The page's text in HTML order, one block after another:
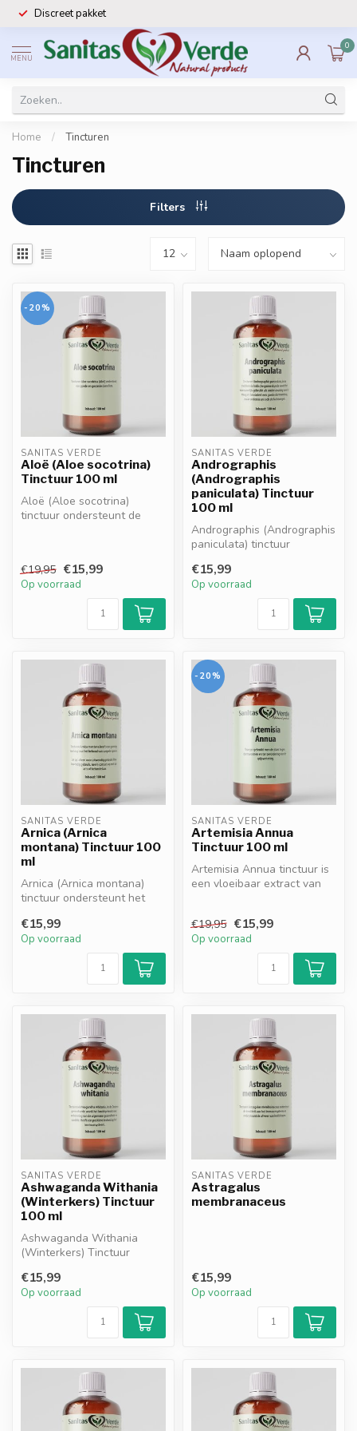
Discreet pakket
MENU
0
Home / Tincturen
Tincturen
Filters
-20%
SANITAS VERDE
Aloë (Aloe socotrina)
Tinctuur 100 ml
Aloë (Aloe socotrina)
tinctuur ondersteunt de
€19,95 €15,99
Op voorraad
SANITAS VERDE
Andrographis
(Andrographis
paniculata) Tinctuur
100 ml
Andrographis (Andrographis
paniculata) tinctuur
immu...
€15,99
Op voorraad
SANITAS VERDE
Arnica (Arnica
montana) Tinctuur 100
ml
Arnica (Arnica montana)
tinctuur ondersteunt het
gewricht...
€15,99
Op voorraad
-20%
SANITAS VERDE
Artemisia Annua
Tinctuur 100 ml
Artemisia Annua tinctuur is
een vloeibaar extract van
€19,95 €15,99
Op voorraad
SANITAS VERDE
Ashwaganda Withania
(Winterkers) Tinctuur
100 ml
Ashwaganda Withania
(Winterkers) Tinctuur
draagt bij aa...
€15,99
Op voorraad
SANITAS VERDE
Astragalus
membranaceus
€15,99
Op voorraad